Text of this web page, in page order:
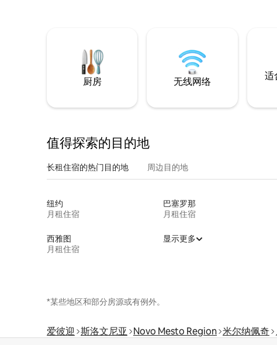
厨房 无线网络
适
值得探索的目的地
长租住宿的热门目的地 周边目的地
纽约
月租住宿
巴塞罗那
月租住宿
西雅图
月租住宿
显示更多
*某些地区和部分房源或有例外。
爱彼迎 斯洛文尼亚 Novo Mesto Region 米尔纳佩奇